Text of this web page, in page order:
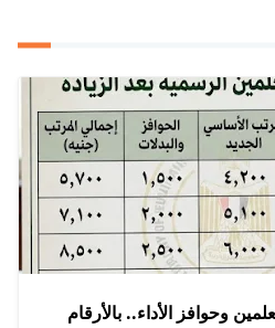
وحوافز الأداء.. بالأرقام